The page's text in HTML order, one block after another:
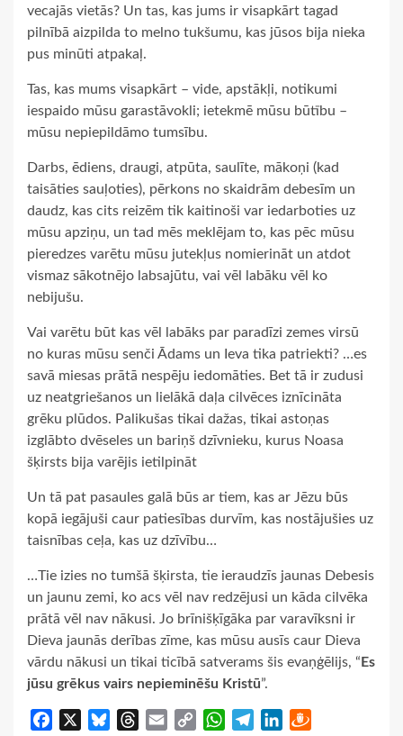
vecajās vietās? Un tas, kas jums ir visapkārt tagad
pilnībā aizpilda to melno tukšumu, kas jūsos bija nieka
pus minūti atpakaļ.
Tas, kas mums visapkārt – vide, apstākļi, notikumi
iespaido mūsu garastāvokli; ietekmē mūsu būtību –
mūsu nepiepildāmo tumsību.
Darbs, ēdiens, draugi, atpūta, saulīte, mākoņi (kad
taisāties sauļoties), pērkons no skaidrām debesīm un
daudz, kas cits reizēm tik kaitinoši var iedarboties uz
mūsu apziņu, un tad mēs meklējam to, kas pēc mūsu
pieredzes varētu mūsu jutekļus nomierināt un atdot
vismaz sākotnējo labsajūtu, vai vēl labāku vēl ko
nebijušu.
Vai varētu būt kas vēl labāks par paradīzi zemes virsū
no kuras mūsu senči Ādams un Ieva tika patriekti? …es
savā miesas prātā nespēju iedomāties. Bet tā ir zudusi
uz neatgriešanos un lielākā daļa cilvēces iznīcināta
grēku plūdos. Palikušas tikai dažas, tikai astoņas
izglābto dvēseles un bariņš dzīvnieku, kurus Noasa
šķirsts bija varējis ietilpināt
Un tā pat pasaules galā būs ar tiem, kas ar Jēzu būs
kopā iegājuši caur patiesības durvīm, kas nostājušies uz
taisnības ceļa, kas uz dzīvību…
…Tie izies no tumšā šķirsta, tie ieraudzīs jaunas Debesis
un jaunu zemi, ko acs vēl nav redzējusi un kāda cilvēka
prātā vēl nav nākusi. Jo brīnišķīgāka par varavīksni ir
Dieva jaunās derības zīme, kas mūsu ausīs caur Dieva
vārdu nākusi un tikai ticībā satverams šis evaņģēlijs, “ Es
jūsu grēkus vairs nepieminēšu Kristū”.
Facebook BlueskyThreads
Email
Copy
WhatsApp
TelegramLinkedIn